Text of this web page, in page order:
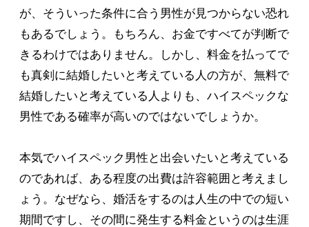
が、そういった条件に合う男性が見つからない恐れ
もあるでしょう。もちろん、お金ですべてが判断で
きるわけではありません。しかし、料金を払ってで
も真剣に結婚したいと考えている人の方が、無料で
結婚したいと考えている人よりも、ハイスペックな
男性である確率が高いのではないでしょうか。
本気でハイスペック男性と出会いたいと考えている
のであれば、ある程度の出費は許容範囲と考えまし
ょう。なぜなら、婚活をするのは人生の中での短い
期間ですし、その間に発生する料金というのは生涯